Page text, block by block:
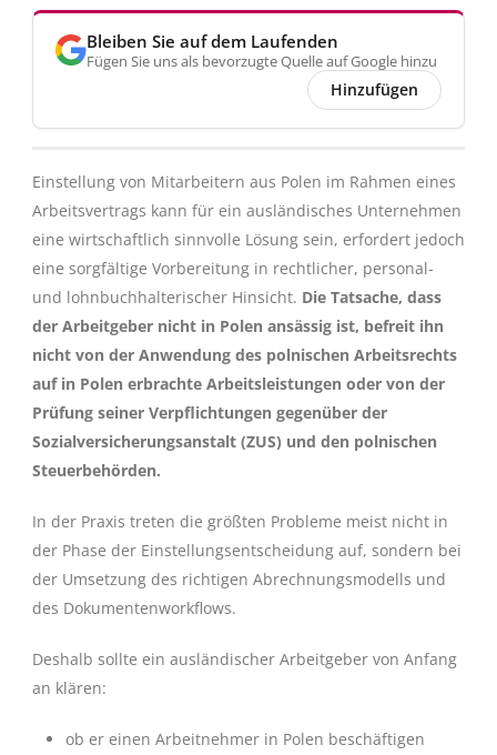
Bleiben Sie auf dem Laufenden
Fügen Sie uns als bevorzugte Quelle auf Google hinzu
Hinzufügen
Einstellung von Mitarbeitern aus Polen im Rahmen eines
Arbeitsvertrags kann für ein ausländisches Unternehmen
eine wirtschaftlich sinnvolle Lösung sein, erfordert jedoch
eine sorgfältige Vorbereitung in rechtlicher, personal-
und lohnbuchhalterischer Hinsicht. Die Tatsache, dass
der Arbeitgeber nicht in Polen ansässig ist, befreit ihn
nicht von der Anwendung des polnischen Arbeitsrechts
auf in Polen erbrachte Arbeitsleistungen oder von der
Prüfung seiner Verpflichtungen gegenüber der
Sozialversicherungsanstalt (ZUS) und den polnischen
Steuerbehörden.
In der Praxis treten die größten Probleme meist nicht in
der Phase der Einstellungsentscheidung auf, sondern bei
der Umsetzung des richtigen Abrechnungsmodells und
des Dokumentenworkflows.
Deshalb sollte ein ausländischer Arbeitgeber von Anfang
an klären:
ob er einen Arbeitnehmer in Polen beschäftigen